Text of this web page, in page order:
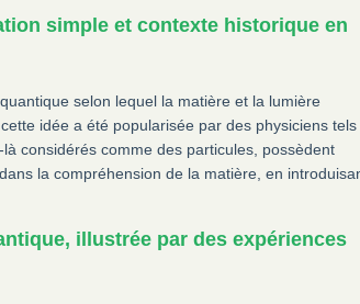
simple et contexte historique en
selon lequel la matière et la lumière
idée a été popularisée par des physiciens tels
considérés comme des particules, possèdent
la compréhension de la matière, en
illustrée par des expériences